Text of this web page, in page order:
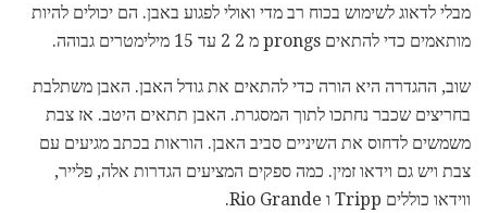
מבלי לדאוג לשימוש בכוח רב מדי ואולי לפגוע באבן. הם יכולים להיות
מותאמים כדי להתאים prongs מ 2 2 עד 15 מילימטרים גבוהה.
שוב, ההגדרה היא הורה כדי להתאים את גודל האבן. האבן משתלבת
בחריצים שכבר נחתכו לתוך המסגרת. האבן תתאים היטב. אז צבת
משמשים לדחוס את השיניים סביב האבן. הוראות בכתב מגיעים עם
צבת ויש גם וידאו זמין. כמה ספקים המציעים הגדרות אלה, פלייר,
ווידאו כוללים Tripp ו Rio Grande.